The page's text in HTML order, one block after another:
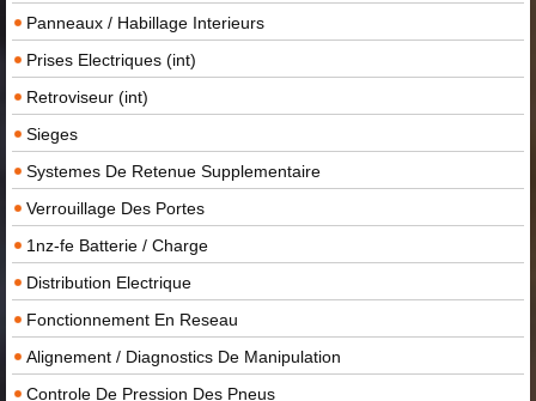
Panneaux / Habillage Interieurs
Prises Electriques (int)
Retroviseur (int)
Sieges
Systemes De Retenue Supplementaire
Verrouillage Des Portes
1nz-fe Batterie / Charge
Distribution Electrique
Fonctionnement En Reseau
Alignement / Diagnostics De Manipulation
Controle De Pression Des Pneus